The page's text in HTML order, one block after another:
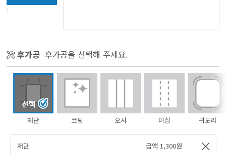
후가공 후가공을 선택해 주세요.
재단 코팅 오시 미싱 귀도리
재단 금액 1,300원